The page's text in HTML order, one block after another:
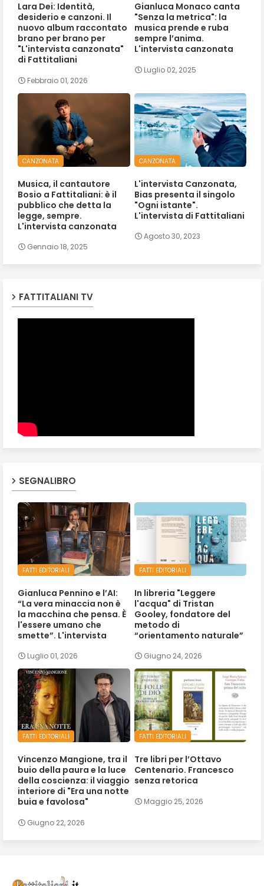
Lara Dei: Identità,
desiderio e canzoni. Il
nuovo album raccontato
brano per brano per
"L'intervista canzonata"
di Fattitaliani
Febbraio 01, 2026
Gianluca Monaco canta
"Senza la metrica": la
musica prende e ruba
sempre l’anima.
L'intervista canzonata
Luglio 02, 2025
CANZONATA
Musica, il cantautore
Bosio a Fattitaliani: è il
pubblico che detta la
legge, sempre.
L'intervista canzonata
Gennaio 18, 2025
CANZONATA
L'intervista Canzonata,
Bias presenta il singolo
"Ogni istante".
L'intervista di Fattitaliani
Agosto 30, 2023
FATTITALIANI TV
SEGNALIBRO
FATTI EDITORIALI
Gianluca Pennino e l’AI:
“La vera minaccia non è
la macchina che pensa. È
l'essere umano che
smette”. L'intervista
Luglio 01, 2026
FATTI EDITORIALI
In libreria "Leggere
l'acqua" di Tristan
Gooley, fondatore del
metodo di
“orientamento naturale”
Giugno 24, 2026
FATTI EDITORIALI
Vincenzo Mangione, tra il
buio della paura e la luce
della coscienza: il viaggio
interiore di "Era una notte
buia e favolosa"
Giugno 22, 2026
FATTI EDITORIALI
Tre libri per l’Ottavo
Centenario. Francesco
senza retorica
Maggio 25, 2026